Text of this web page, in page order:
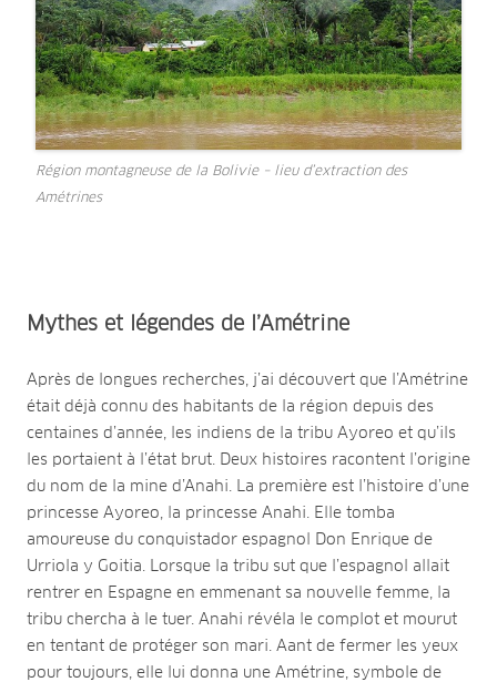
Région montagneuse de la Bolivie – lieu d’extraction des
Amétrines
Mythes et légendes de l’Amétrine
Après de longues recherches, j’ai découvert que l’Amétrine
était déjà connu des habitants de la région depuis des
centaines d’année, les indiens de la tribu Ayoreo et qu’ils
les portaient à l’état brut. Deux histoires racontent l’origine
du nom de la mine d’Anahi. La première est l’histoire d’une
princesse Ayoreo, la princesse Anahi. Elle tomba
amoureuse du conquistador espagnol Don Enrique de
Urriola y Goitia. Lorsque la tribu sut que l’espagnol allait
rentrer en Espagne en emmenant sa nouvelle femme, la
tribu chercha à le tuer. Anahi révéla le complot et mourut
en tentant de protéger son mari. Aant de fermer les yeux
pour toujours, elle lui donna une Amétrine, symbole de